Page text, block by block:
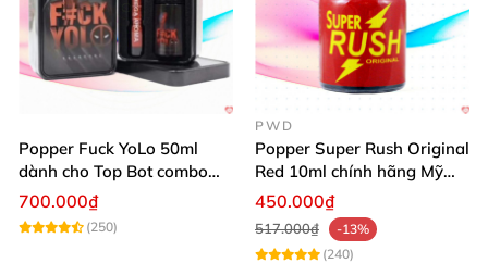
Popper Fuck YoLo 50ml
dành cho Top Bot combo
hộp thiếc 40ml + 10ml
700.000₫
(250)
PWD
Popper Super Rush Original
Red 10ml chính hãng Mỹ
USA PWD
450.000₫
517.000₫
-13%
(240)